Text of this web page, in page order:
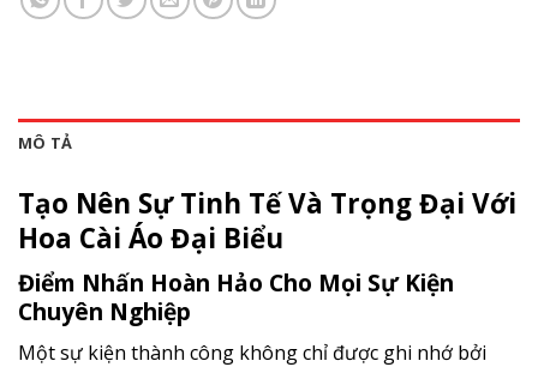
MÔ TẢ
Tạo Nên Sự Tinh Tế Và Trọng Đại Với
Hoa Cài Áo Đại Biểu
Điểm Nhấn Hoàn Hảo Cho Mọi Sự Kiện
Chuyên Nghiệp
Một sự kiện thành công không chỉ được ghi nhớ bởi